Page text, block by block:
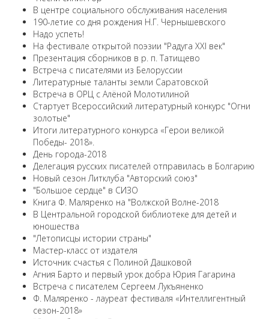
В центре социального обслуживания населения
190-летие со дня рождения Н.Г. Чернышевского
Надо успеть!
На фестивале открытой поэзии "Радуга XXI век"
Презентация сборников в р. п. Татищево
Встреча с писателями из Белоруссии
Литературные таланты земли Саратовской
Встреча в ОРЦ с Алёной Молотилиной
Cтартует Всероссийский литературный конкурс "Огни
золотые"
Итоги литературного конкурса «Герои великой
Победы- 2018».
День города-2018
Делегация русских писателей отправилась в Болгарию
Новый сезон Литклуба "Авторский союз"
"Большое сердце" в СИЗО
Книга Ф. Маляренко на "Волжской Волне-2018
В Центральной городской библиотеке для детей и
юношества
"Летописцы истории страны"
Мастер-класс от издателя
Источник счастья с Полиной Дашковой
Агния Барто и первый урок добра Юрия Гагарина
Встреча с писателем Сергеем Лукъяненко
Ф. Маляренко - лауреат фестиваля «Интеллигентный
сезон-2018»